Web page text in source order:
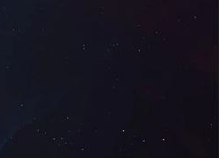
Solicita una